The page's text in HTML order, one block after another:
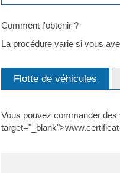
Comment l'obtenir ?
La procédure varie si vous
Flotte de véhicules
Vous pouvez commander